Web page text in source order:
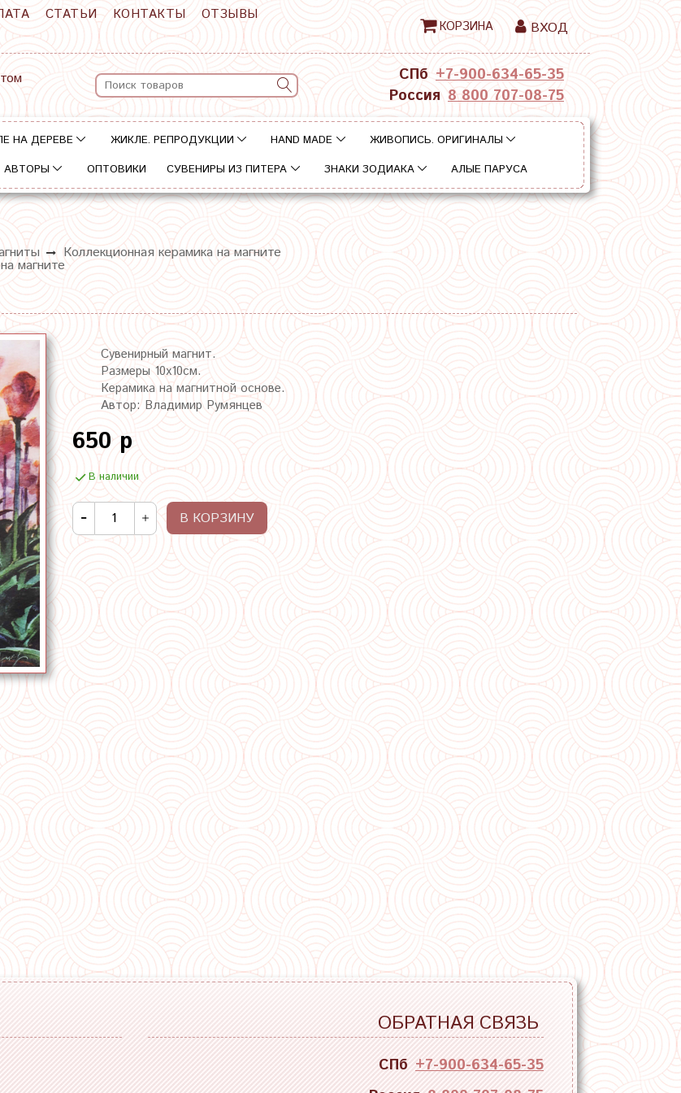
СТАТЬИ КОНТАКТЫ
ОТЗЫВЫ
КОРЗИНА ВХОД
СПб +7-900-634-65-35
Россия 8 800 707-08-75
НА ДЕРЕВЕ ЖИКЛЕ. РЕПРОДУКЦИИ HAND MADE
ЖИВОПИСЬ. ОРИГИНАЛЫ
АВТОРЫ ОПТОВИКИ СУВЕНИРЫ ИЗ ПИТЕРА ЗНАКИ ЗОДИАКА АЛЫЕ ПАРУСА
Коллекционная керамика на магните
магните
Сувенирный магнит.
Размеры 10х10см.
Керамика на магнитной основе.
Автор: Владимир Румянцев
650 р
В наличии
В КОРЗИНУ
ОБРАТНАЯ СВЯЗЬ
СПб +7-900-634-65-35